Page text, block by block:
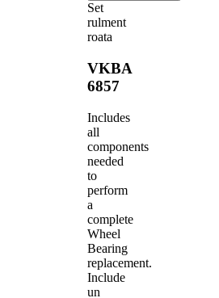
Set
rulment
roata
VKBA
6857
Includes
all
components
needed
to
perform
a
complete
Wheel
Bearing
replacement.
Include
un